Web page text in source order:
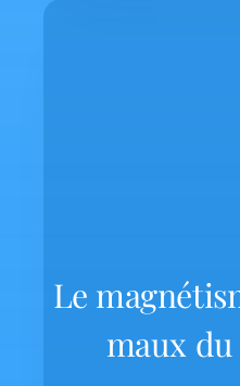
Le
maux